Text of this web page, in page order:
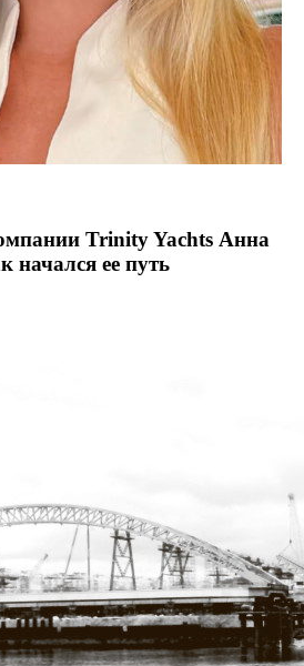
Trinity Yachts Анна
начался ее путь